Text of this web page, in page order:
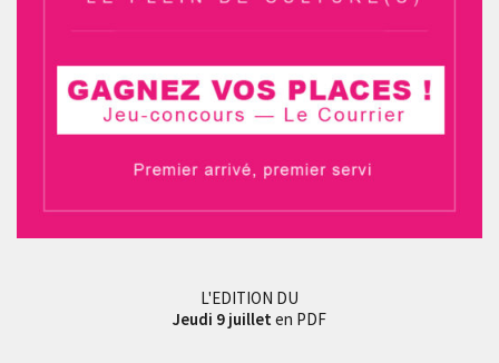
L'EDITION DU
Jeudi 9 juillet en PDF